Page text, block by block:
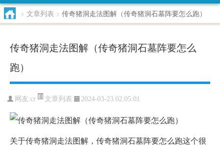
> 文章列表 > 传奇猪洞走法图解（传奇猪洞石墓阵要怎么跑）
传奇猪洞走法图解（传奇猪洞石墓阵要怎么
跑）
网友:cr 文章列表 2024-03-23 02:05:01
关于传奇猪洞走法图解，传奇猪洞石墓阵要怎么跑这个很